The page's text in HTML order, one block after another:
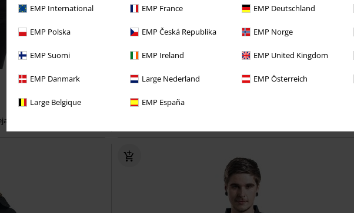
EMP International EMP France EMP Deutschland
EMP Polska EMP Česká Republika EMP Norge
EMP Suomi EMP Ireland EMP United Kingdom
EMP Danmark Large Nederland EMP Österreich
Large Belgique EMP España
Fast ausverkauft
52,99 €